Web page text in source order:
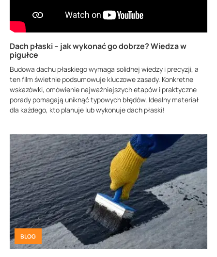
Dach płaski – jak wykonać go dobrze? Wiedza w
pigułce
Budowa dachu płaskiego wymaga solidnej wiedzy i precyzji, a
ten film świetnie podsumowuje kluczowe zasady. Konkretne
wskazówki, omówienie najważniejszych etapów i praktyczne
porady pomagają uniknąć typowych błędów. Idealny materiał
dla każdego, kto planuje lub wykonuje dach płaski!
BLOG